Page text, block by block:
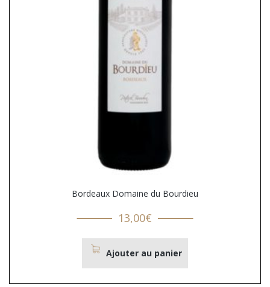
Bordeaux Domaine du Bourdieu
13,00€
Ajouter au panier